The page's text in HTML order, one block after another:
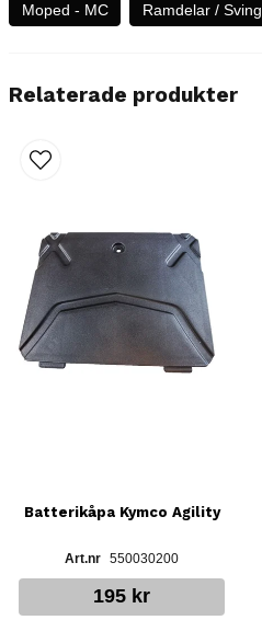
Moped - MC Ramdelar / Sving
Relaterade produkter
Batterikåpa Kymco Agility
550030200
195 kr